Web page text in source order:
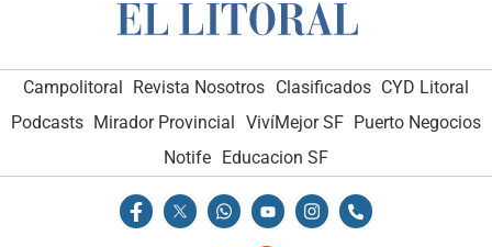
Campolitoral Revista Nosotros Clasificados CYD Litoral
Podcasts Mirador Provincial VivíMejor SF Puerto Negocios
Notife
Educacion SF